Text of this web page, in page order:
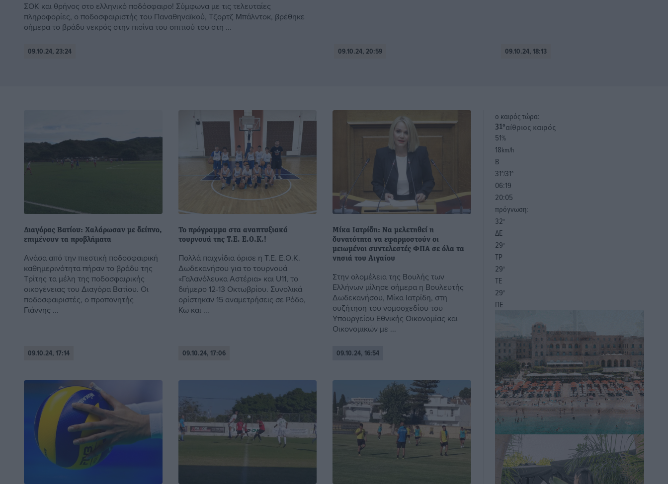
ΣΟΚ και θρήνος στο ελληνικό ποδόσφαιρο! Σύμφωνα με τις τελευταίες
πληροφορίες, ο ποδοσφαιριστής του Παναθηναϊκού, Τζορτζ Μπάλντοκ, βρέθηκε
σήμερα το βράδυ νεκρός στην πισίνα του σπιτιού του στη ...
09.10.24, 23:24 09.10.24, 20:59 09.10.24, 18:13
Διαγόρας Βατίου: Χαλάρωσαν με δείπνο,
επιμένουν τα προβλήματα
Ανάσα από την πιεστική ποδοσφαιρική
καθημερινότητα πήραν το βράδυ της
Τρίτης τα μέλη της ποδοσφαιρικής
οικογένειας του Διαγόρα Βατίου. Οι
ποδοσφαιριστές, ο προπονητής
Γιάννης ...
09.10.24, 17:14
Το πρόγραμμα στα αναπτυξιακά
τουρνουά της Τ.Ε. Ε.Ο.Κ.!
Πολλά παιχνίδια όρισε η Τ.Ε. Ε.Ο.Κ.
Δωδεκανήσου για το τουρνουά
«Γαλανόλευκα Αστέρια» και U11, το
διήμερο 12-13 Οκτωβρίου. Συνολικά
ορίστηκαν 15 αναμετρήσεις σε Ρόδο,
Κω και ...
09.10.24, 17:06
Mίκα Ιατρίδη: Να μελετηθεί η
δυνατότητα να εφαρμοστούν οι
μειωμένοι συντελεστές ΦΠΑ σε όλα τα
νησιά του Αιγαίου
Στην ολομέλεια της Βουλής των
Ελλήνων μίλησε σήμερα η Βουλευτής
Δωδεκανήσου, Μίκα Ιατρίδη, στη
συζήτηση του νομοσχεδίου του
Υπουργείου Εθνικής Οικονομίας και
Οικονομικών με ...
09.10.24, 16:54
o καιρός τώρα:
31°αίθριος καιρός
51%
18km/h
Β
31°/31°
06:19
20:05
πρόγνωση:
32°
ΔΕ
29°
ΤΡ
29°
ΤΕ
29°
ΠΕ